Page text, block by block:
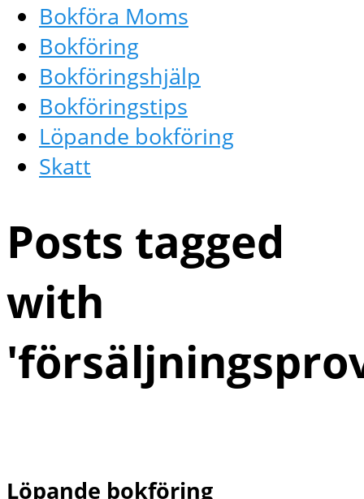
Bokföra Moms
Bokföring
Bokföringshjälp
Bokföringstips
Löpande bokföring
Skatt
Posts tagged
with
'
Löpande bokföring